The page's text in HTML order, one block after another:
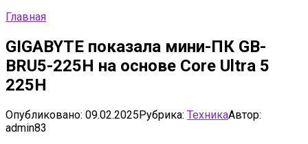
Главная
GIGABYTE показала мини-ПК GB-
BRU5-225H на основе Core Ultra 5
225H
Опубликовано: 09.02.2025Рубрика: ТехникаАвтор:
admin83